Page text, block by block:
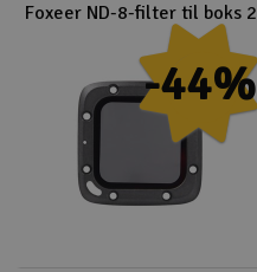
-44%
Foxeer ND-8-filter til boks 2